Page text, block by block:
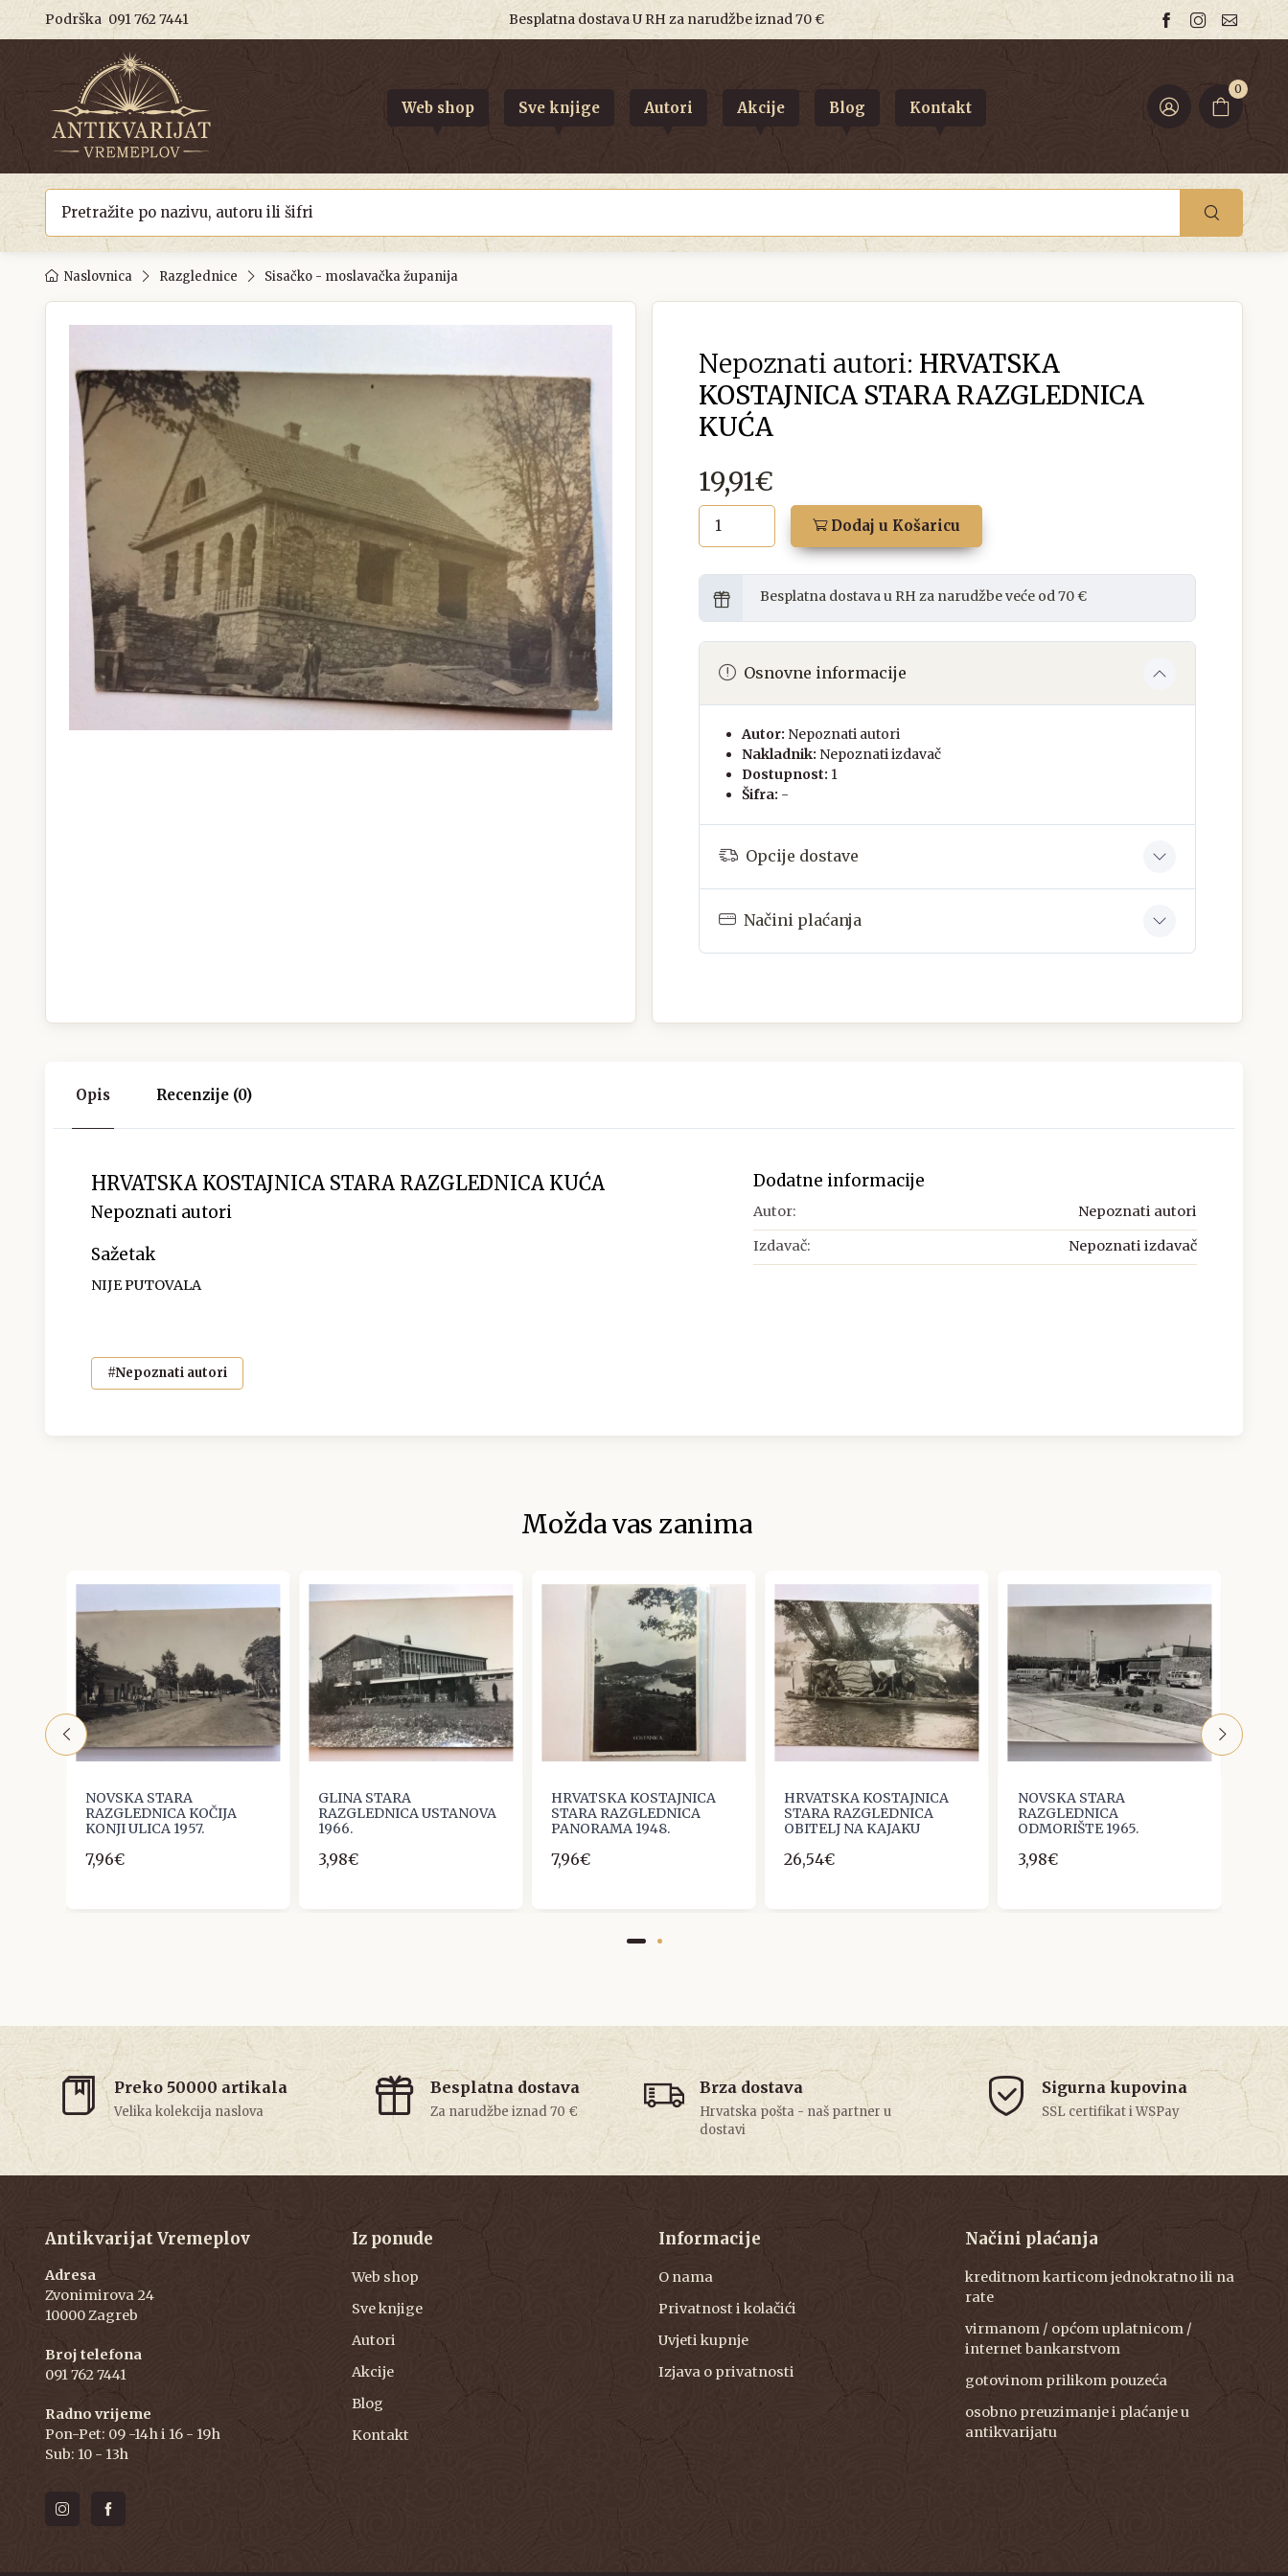
Podrška 091 762 7441 Besplatna dostava U RH za narudžbe iznad 70 €
0
Web shop Sve knjige Autori Akcije Blog Kontakt
Naslovnica Razglednice Sisačko - moslavačka županija
Nepoznati autori: HRVATSKA
KOSTAJNICA STARA RAZGLEDNICA
KUĆA
19,91€
Dodaj u Košaricu
Besplatna dostava u RH za narudžbe veće od 70 €
Osnovne informacije
Autor: Nepoznati autori
Nakladnik: Nepoznati izdavač
Dostupnost: 1
Šifra: -
Opcije dostave
Načini plaćanja
Opis Recenzije (0)
HRVATSKA KOSTAJNICA STARA RAZGLEDNICA KUĆA
Nepoznati autori
Sažetak
NIJE PUTOVALA
#Nepoznati autori
Dodatne informacije
Autor: Nepoznati autori
Izdavač: Nepoznati izdavač
Možda vas zanima
NOVSKA STARA
RAZGLEDNICA KOČIJA
KONJI ULICA 1957.
7,96€
GLINA STARA
RAZGLEDNICA USTANOVA
1966.
3,98€
HRVATSKA KOSTAJNICA
STARA RAZGLEDNICA
PANORAMA 1948.
7,96€
HRVATSKA KOSTAJNICA
STARA RAZGLEDNICA
OBITELJ NA KAJAKU
26,54€
NOVSKA STARA
RAZGLEDNICA
ODMORIŠTE 1965.
3,98€
Preko 50000 artikala
Velika kolekcija naslova
Besplatna dostava
Za narudžbe iznad 70 €
Brza dostava
Hrvatska pošta - naš partner u
dostavi
Sigurna kupovina
SSL certifikat i WSPay
Antikvarijat Vremeplov
Adresa
Zvonimirova 24
10000 Zagreb
Broj telefona
091 762 7441
Radno vrijeme
Pon-Pet: 09 -14h i 16 - 19h
Sub: 10 - 13h
Iz ponude
Web shop
Sve knjige
Autori
Akcije
Blog
Kontakt
Informacije
O nama
Privatnost i kolačići
Uvjeti kupnje
Izjava o privatnosti
Načini plaćanja
kreditnom karticom jednokratno ili na
rate
virmanom / općom uplatnicom /
internet bankarstvom
gotovinom prilikom pouzeća
osobno preuzimanje i plaćanje u
antikvarijatu